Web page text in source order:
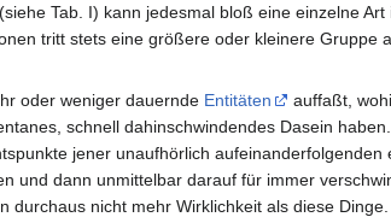
Tab. I) kann jedesmal bloß eine einzelne
tritt stets eine größere oder kleinere Gruppe
oder weniger dauernde Entitäten
auffaßt,
schnell dahinschwindendes Dasein
jener unaufhörlich aufeinanderfolgenden
und dann unmittelbar darauf für immer
nicht mehr Wirklichkeit als diese Dinge.